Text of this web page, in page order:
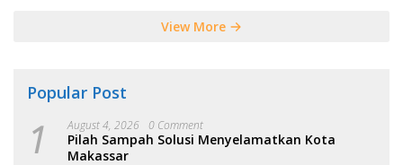
View More
Popular Post
1 August 4, 2026 0 Comment
Pilah Sampah Solusi Menyelamatkan Kota
Makassar